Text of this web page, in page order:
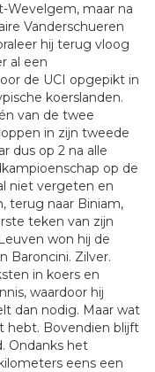
Wevelgem, maar na
Vanderschueren
hij terug vloog
al een
de UCI opgepikt in
koerslanden.
van de twee
in zijn tweede
dus op 2 na alle
op de
niet vergeten en
terug naar Biniam,
teken van zijn
won hij de
Baroncini. Zilver.
in koers en
waardoor hij
dan nodig. Maar wat
hebt. Bovendien blijft
Ondanks het
eens een